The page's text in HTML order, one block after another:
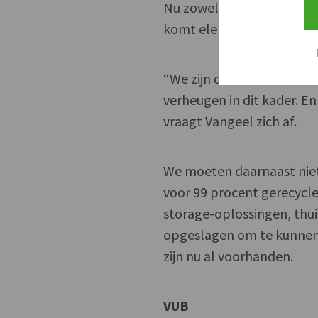
Nu zowel de te rijden
komt elektrisch rijden
“We zijn daarom
verheugen in dit kader.
vraagt Vangeel zich af.
We moeten daarnaast
voor 99 procent
storage-oplossingen,
opgeslagen om te
zijn nu al voorhanden.
VUB